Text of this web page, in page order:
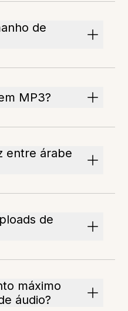
de
MP3?
entre árabe
de
máximo
áudio?